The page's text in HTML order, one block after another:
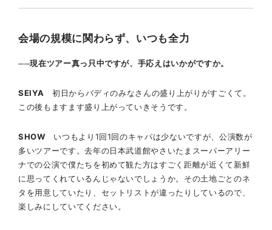
会場の規模に関わらず、いつも全力
──現在ツアー真っ只中ですが、手応えはいかがですか。
SEIYA 初日からバディのみなさんの盛り上がりがすごくて。
この後もますます盛り上がっていきそうです。
SHOW いつもより1回1回のキャパは少ないですが、公演数が
多いツアーです。去年の日本武道館やさいたまスーパーアリー
ナでの公演で僕たちを初めて観た方はすごく距離が近くて新鮮
に思ってくれているんじゃないでしょうか。その土地ごとのネ
タを用意していたり、セットリストが違ったりしているので、
楽しみにしていてください。